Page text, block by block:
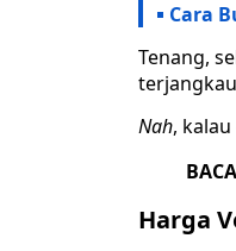
Cara
Tenang,
Nah,
Harga